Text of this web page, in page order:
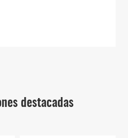
destacadas